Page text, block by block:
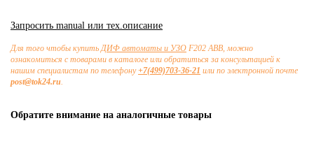
Запросить manual или тех.описание
Для того чтобы купитьДИФ автоматы и УЗО F202 ABB, можно
ознакомиться с товарами в каталоге или обратиться за консультацией к
нашим специалистам по телефону+7(499)703-36-21 или по электронной почте
post@tok24.ru.
Обратите внимание на аналогичные товары